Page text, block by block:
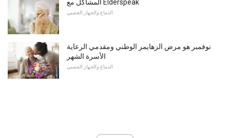
المشاكل مع Elderspeak
الدماغ والجهاز العصبي
نوفمبر هو مرض الزهايمر الوطني ومقدمي الرعاية
الأسرة الشهر
الدماغ والجهاز العصبي